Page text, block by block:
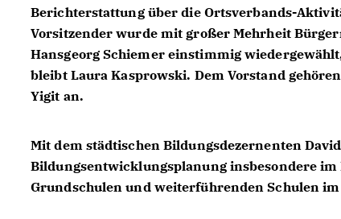
Berichterstattung über die Ortsverbands-
Vorsitzender wurde mit großer Mehrheit
Hansgeorg Schiemer einstimmig
bleibt Laura Kasprowski. Dem Vorstand
Yigit an.
Mit dem städtischen Bildungsdezernenten
Bildungsentwicklungsplanung insbesondere
Grundschulen und weiterführenden Schulen